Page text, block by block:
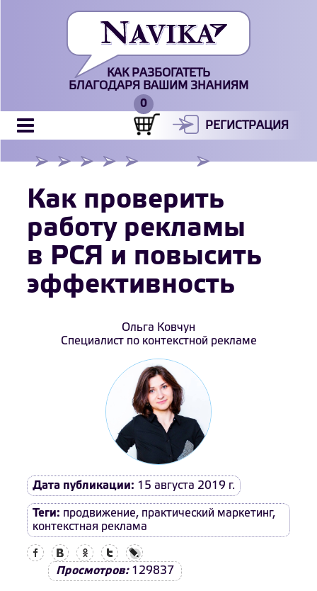
КАК РАЗБОГАТЕТЬ
БЛАГОДАРЯ ВАШИМ ЗНАНИЯМ
РЕГИСТРАЦИЯ
Как проверить
работу рекламы
в РСЯ и повысить
эффективность
Ольга Ковчун
Специалист по контекстной рекламе
Дата публикации: 15 августа 2019 г.
Теги: продвижение, практический маркетинг,
контекстная реклама
Просмотров:129837